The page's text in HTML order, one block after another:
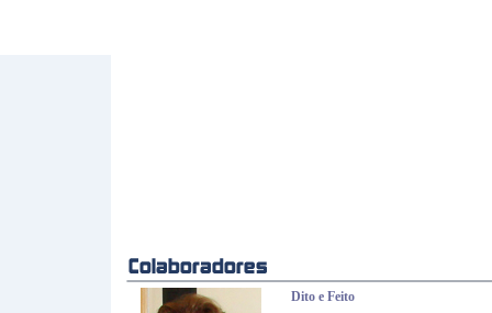
Dito e Feito